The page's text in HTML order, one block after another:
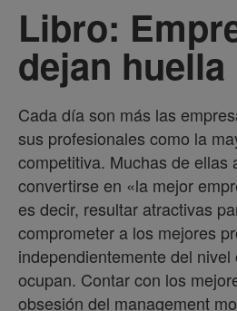
Libro:
dejan huella
Cada día son más las
sus profesionales como la
competitiva. Muchas de ellas
convertirse en «la mejor
es decir, resultar atractivas
comprometer a los mejores
independientemente del
ocupan. Contar con los
obsesión del management